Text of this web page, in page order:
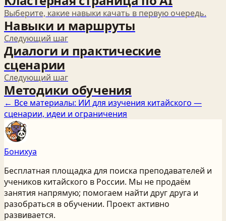
Выберите, какие навыки качать в первую очередь.
Навыки и маршруты
Следующий шаг
Диалоги и практические
сценарии
Следующий шаг
Методики обучения
← Все материалы: ИИ для изучения китайского —
сценарии, идеи и ограничения
Бонихуа
Бесплатная площадка для поиска преподавателей и
учеников китайского в России. Мы не продаём
занятия напрямую; помогаем найти друг друга и
разобраться в обучении. Проект активно
развивается.